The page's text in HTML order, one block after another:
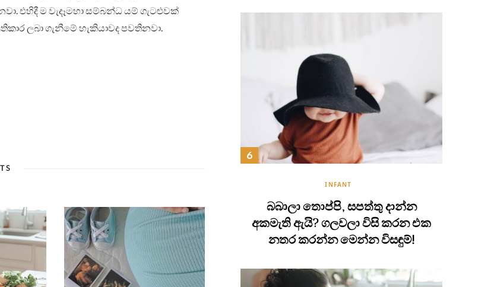
එහිදී ම වැදෑමහා සම්බන්ධ යම් ගැටළුවක්
ලබා ගැනීමේ හැකියාවද පවතිනවා.
INFANT
බබාලා තොප්පි, සපත්තු දාන්න
අකමැති ඇයි? ගලවලා විසි කරන එක
නතර කරන්න මෙන්න විසඳුම්!